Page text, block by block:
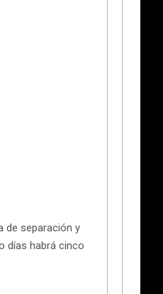
de separación y
días habrá cinco